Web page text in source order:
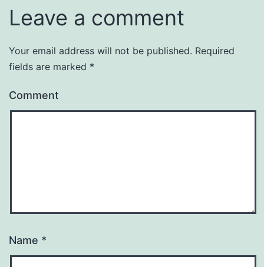
Leave a comment
Your email address will not be published. Required
fields are marked *
Comment
Name *